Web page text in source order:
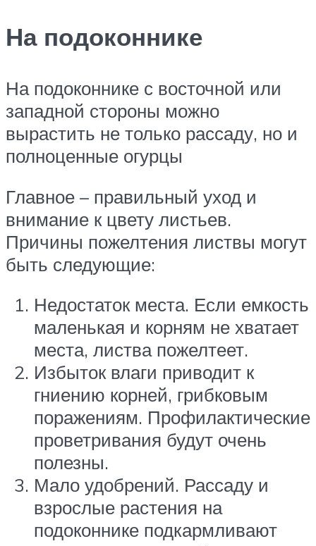
На подоконнике
На подоконнике с восточной или
западной стороны можно
вырастить не только рассаду, но и
полноценные огурцы
Главное – правильный уход и
внимание к цвету листьев.
Причины пожелтения листвы могут
быть следующие:
Недостаток места. Если емкость
маленькая и корням не хватает
места, листва пожелтеет.
Избыток влаги приводит к
гниению корней, грибковым
поражениям. Профилактические
проветривания будут очень
полезны.
Мало удобрений. Рассаду и
взрослые растения на
подоконнике подкармливают